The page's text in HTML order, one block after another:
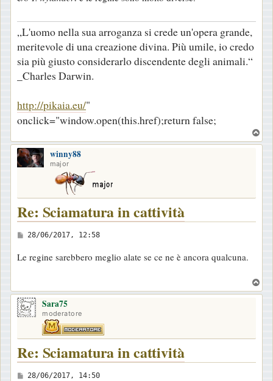
i
„L'uomo nella sua arroganza si crede un'opera grande,
meritevole di una creazione divina. Più umile, io credo
sia più giusto considerarlo discendente degli animali.“
_Charles Darwin.
http://pikaia.eu/"
onclick="window.open(this.href);return false;
o
winny88
major
Re: Sciamatura in cattività
M
s
a
g
g
o
28/06/2017, 12:58
Le regine sarebbero meglio alate se ce ne è ancora qualcuna.
o
Sara75
moderatore
Re: Sciamatura in cattività
M
28/06/2017, 14:50